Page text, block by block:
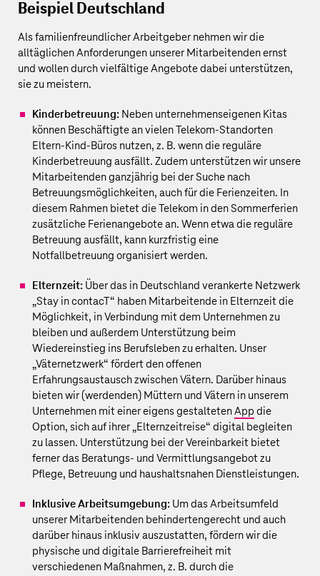
Beispiel Deutschland
Als familienfreundlicher Arbeitgeber nehmen wir die
alltäglichen Anforderungen unserer Mitarbeitenden ernst
und wollen durch vielfältige Angebote dabei unterstützen,
sie zu meistern.
Kinderbetreuung: Neben unternehmenseigenen Kitas
können Beschäftigte an vielen Telekom-Standorten
Eltern-Kind-Büros nutzen, z. B. wenn die reguläre
Kinderbetreuung ausfällt. Zudem unterstützen wir unsere
Mitarbeitenden ganzjährig bei der Suche nach
Betreuungsmöglichkeiten, auch für die Ferienzeiten. In
diesem Rahmen bietet die Telekom in den Sommerferien
zusätzliche Ferienangebote an. Wenn etwa die reguläre
Betreuung ausfällt, kann kurzfristig eine
Notfallbetreuung organisiert werden.
Elternzeit: Über das in Deutschland verankerte Netzwerk
„Stay in contacT“ haben Mitarbeitende in Elternzeit die
Möglichkeit, in Verbindung mit dem Unternehmen zu
bleiben und außerdem Unterstützung beim
Wiedereinstieg ins Berufsleben zu erhalten. Unser
„Väternetzwerk“ fördert den offenen
Erfahrungsaustausch zwischen Vätern. Darüber hinaus
bieten wir (werdenden) Müttern und Vätern in unserem
Unternehmen mit einer eigens gestaltetenApp die
Option, sich auf ihrer „Elternzeitreise“ digital begleiten
zu lassen. Unterstützung bei der Vereinbarkeit bietet
ferner das Beratungs- und Vermittlungsangebot zu
Pflege, Betreuung und haushaltsnahen Dienstleistungen.
Inklusive Arbeitsumgebung: Um das Arbeitsumfeld
unserer Mitarbeitenden behindertengerecht und auch
darüber hinaus inklusiv auszustatten, fördern wir die
physische und digitale Barrierefreiheit mit
verschiedenen Maßnahmen, z. B. durch die